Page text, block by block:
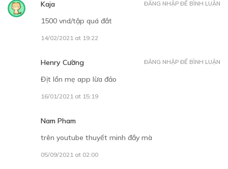
Kaja
1500 vnd/tập quá đắt
14/02/2021 at 19:22
ĐĂNG NHẬP ĐỂ BÌNH LUẬN
Henry Cường
Địt lồn mẹ app lừa đảo
16/01/2021 at 15:19
ĐĂNG NHẬP ĐỂ BÌNH LUẬN
Nam Pham
trên youtube thuyết minh đầy mà
05/09/2021 at 02:00